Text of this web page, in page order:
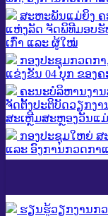
ສະຫະພັນແມ່ຍິງ ຄ
ແຫ່ງລັດ ຈັດພິທີມອບ
ເກົ່າ ແລະ ຜູ້ໃໝ່
ກອງປະຊຸມກວດກ
ແຂ່ງຂັນ 04 ບຸກ ຂອ
ຄະນະບໍລິຫານງາ
ຈັດຕັ້ງປະຕິບັດວຽກງ
ສະເຫຼີມສະຫຼອງວັນແ
ກອງປະຊຸມໃຫຍ່
ແລະ ອົງການກວດກາ
ຮຽນຮູ້ວຽກງານກ